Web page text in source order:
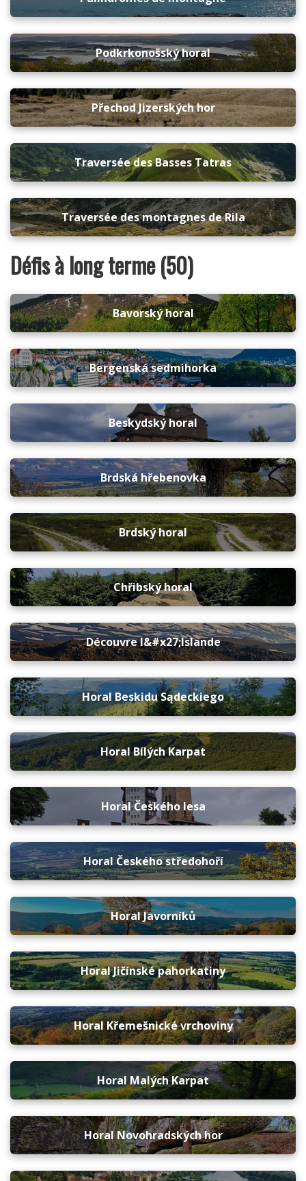
Podkrkonošský horal
Přechod Jizerských hor
Traversée des Basses Tatras
Traversée des montagnes de Rila
Défis à long terme (50)
Bavorský horal
Bergenská sedmihorka
Beskydský horal
Brdská hřebenovka
Brdský horal
Chřibský horal
Découvre l&#x27;Islande
Horal Beskidu Sądeckiego
Horal Bílých Karpat
Horal Českého lesa
Horal Českého středohoří
Horal Javorníků
Horal Jičínské pahorkatiny
Horal Křemešnické vrchoviny
Horal Malých Karpat
Horal Novohradských hor